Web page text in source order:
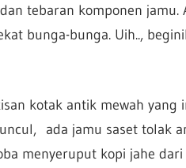
tebaran komponen
bunga-bunga. Uih..,
kotak antik mewah
ada jamu saset tolak
menyeruput kopi jahe